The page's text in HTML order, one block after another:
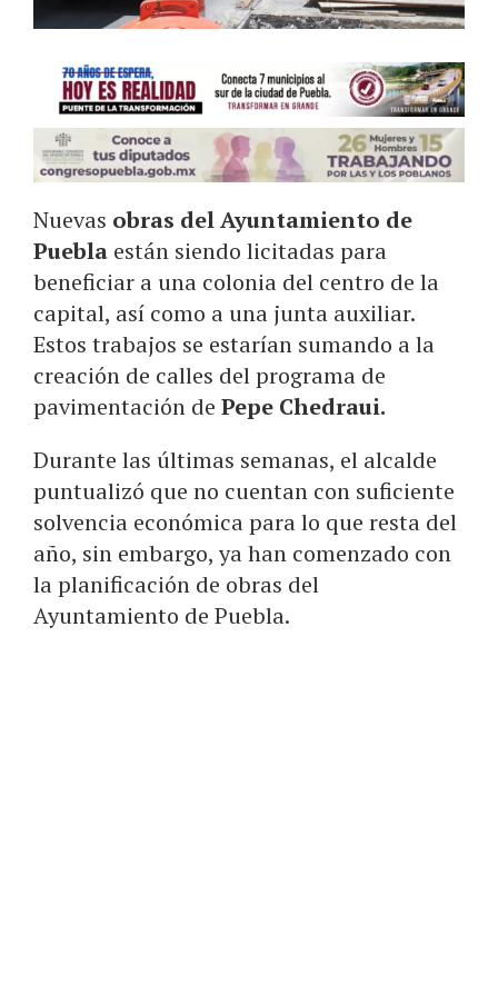
Nuevas obras delAyuntamiento de
Puebla están siendo licitadas para
beneficiar a una colonia del centro de la
capital, así como a una junta auxiliar.
Estos trabajos se estarían sumando a la
creación de calles del programa de
pavimentación de Pepe Chedraui.
Durante las últimas semanas, el alcalde
puntualizó que no cuentan con suficiente
solvencia económica para lo que resta del
año, sin embargo, ya han comenzado con
la planificación de obras del
Ayuntamiento de Puebla.